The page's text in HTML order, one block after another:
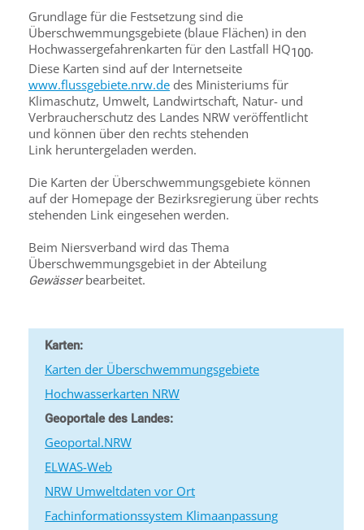
Grundlage für die Festsetzung sind die
Überschwemmungsgebiete (blaue Flächen) in den
Hochwassergefahrenkarten für den Lastfall HQ100.
Diese Karten sind auf der Internetseite
www.flussgebiete.nrw.de des Ministeriums für
Klimaschutz, Umwelt, Landwirtschaft, Natur- und
Verbraucherschutz des Landes NRW veröffentlicht
und können über den rechts stehenden
Link heruntergeladen werden.
Die Karten der Überschwemmungsgebiete können
auf der Homepage der Bezirksregierung über rechts
stehenden Link eingesehen werden.
Beim Niersverband wird das Thema
Überschwemmungsgebiet in der Abteilung
Gewässerbearbeitet.
Karten:
Karten der Überschwemmungsgebiete
Hochwasserkarten NRW
Geoportale des Landes:
Geoportal.NRW
ELWAS-Web
NRW Umweltdaten vor Ort
Fachinformationssystem Klimaanpassung